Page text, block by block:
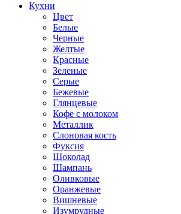
Кухни
Цвет
Белые
Черные
Желтые
Красные
Зеленые
Серые
Бежевые
Глянцевые
Кофе с молоком
Металлик
Слоновая кость
Фуксия
Шоколад
Шампань
Оливковые
Оранжевые
Вишневые
Изумрудные